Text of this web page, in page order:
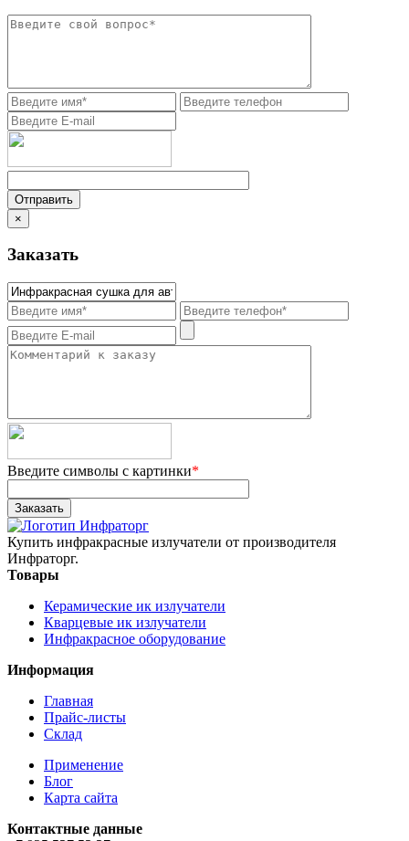
×
Заказать
Введите символы с картинки*
Купить инфракрасные излучатели от производителя
Инфраторг.
Товары
Керамические ик излучатели
Кварцевые ик излучатели
Инфракрасное оборудование
Информация
Главная
Прайс-листы
Склад
Применение
Блог
Карта сайта
Контактные данные